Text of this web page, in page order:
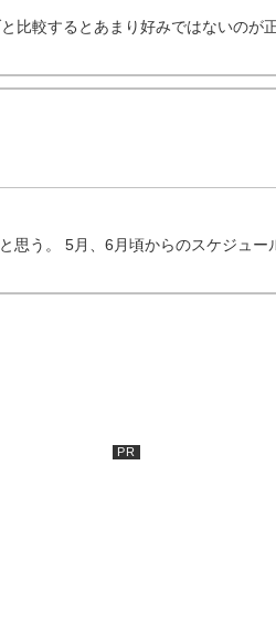
較するとあまり好みではないのが
う。 5月、6月頃からのスケジュー